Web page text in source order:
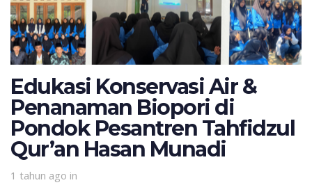
Edukasi Konservasi Air &
Penanaman Biopori di
Pondok Pesantren Tahfidzul
Qur’an Hasan Munadi
1 tahun ago in